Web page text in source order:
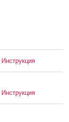
Инструкция
Инструкция